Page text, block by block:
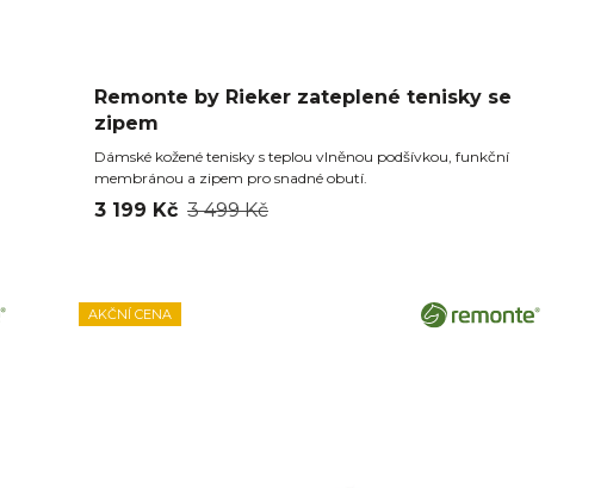
Remonte by Rieker zateplené tenisky se
zipem
Dámské kožené tenisky s teplou vlněnou podšívkou, funkční
membránou a zipem pro snadné obutí.
3 199 Kč 3 499 Kč
AKČNÍ CENA